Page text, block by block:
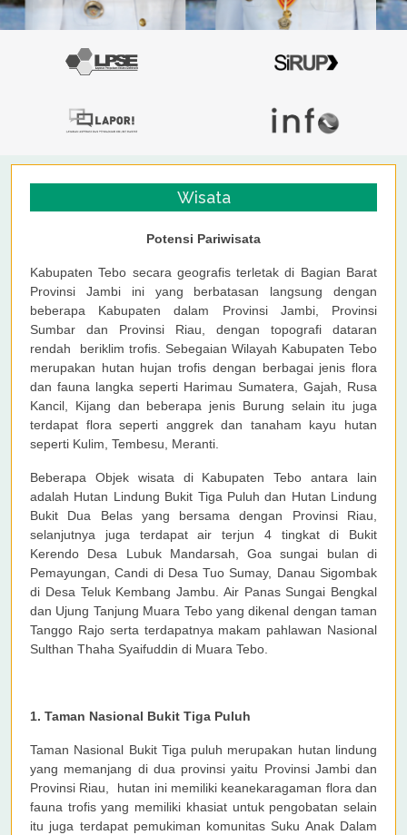
Wisata
Potensi Pariwisata
Kabupaten Tebo secara geografis terletak di Bagian Barat
Provinsi Jambi ini yang berbatasan langsung dengan
beberapa Kabupaten dalam Provinsi Jambi, Provinsi
Sumbar dan Provinsi Riau, dengan topografi dataran
rendah beriklim trofis. Sebegaian Wilayah Kabupaten Tebo
merupakan hutan hujan trofis dengan berbagai jenis flora
dan fauna langka seperti Harimau Sumatera, Gajah, Rusa
Kancil, Kijang dan beberapa jenis Burung selain itu juga
terdapat flora seperti anggrek dan tanaham kayu hutan
seperti Kulim, Tembesu, Meranti.
Beberapa Objek wisata di Kabupaten Tebo antara lain
adalah Hutan Lindung Bukit Tiga Puluh dan Hutan Lindung
Bukit Dua Belas yang bersama dengan Provinsi Riau,
selanjutnya juga terdapat air terjun 4 tingkat di Bukit
Kerendo Desa Lubuk Mandarsah, Goa sungai bulan di
Pemayungan, Candi di Desa Tuo Sumay, Danau Sigombak
di Desa Teluk Kembang Jambu. Air Panas Sungai Bengkal
dan Ujung Tanjung Muara Tebo yang dikenal dengan taman
Tanggo Rajo serta terdapatnya makam pahlawan Nasional
Sulthan Thaha Syaifuddin di Muara Tebo.
1. Taman Nasional Bukit Tiga Puluh
Taman Nasional Bukit Tiga puluh merupakan hutan lindung
yang memanjang di dua provinsi yaitu Provinsi Jambi dan
Provinsi Riau, hutan ini memiliki keanekaragaman flora dan
fauna trofis yang memiliki khasiat untuk pengobatan selain
itu juga terdapat pemukiman komunitas Suku Anak Dalam